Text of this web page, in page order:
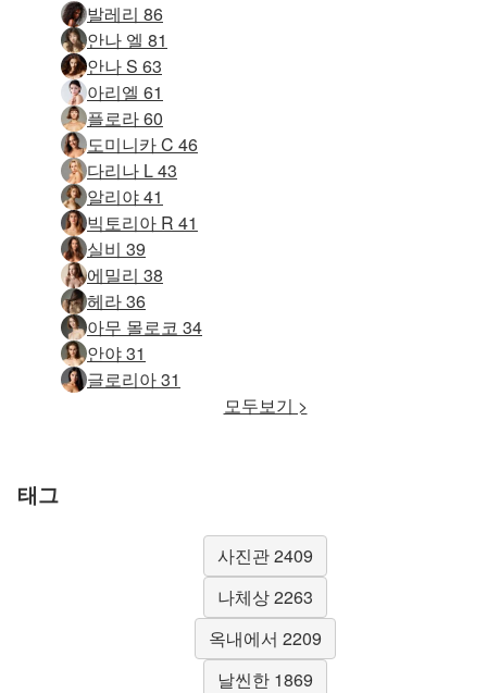
발레리 86
안나 엘 81
안나 S 63
아리엘 61
플로라 60
도미니카 C 46
다리나 L 43
알리야 41
빅토리아 R 41
실비 39
에밀리 38
헤라 36
아무 몰로코 34
안야 31
글로리아 31
모두보기 >
태그
사진관 2409
나체상 2263
옥내에서 2209
날씬한 1869